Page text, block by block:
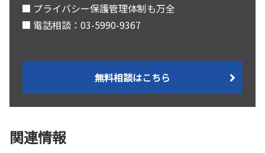
■ プライバシー保護管理体制も万全
■ 電話相談：03-5990-9367
無料相談はこちら
関連情報